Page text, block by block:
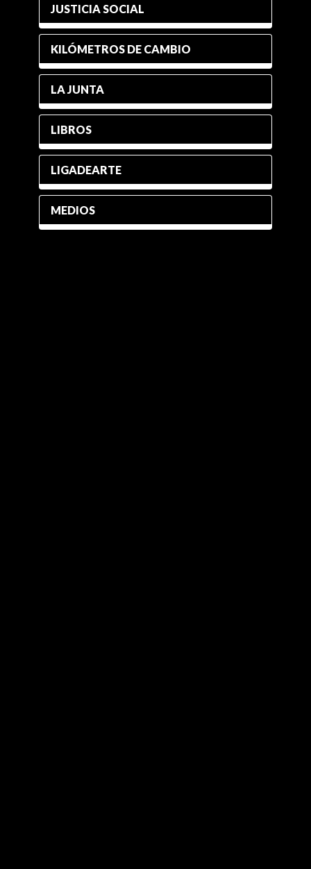
JUSTICIA SOCIAL
KILÓMETROS DE CAMBIO
LA JUNTA
LIBROS
LIGADEARTE
MEDIOS